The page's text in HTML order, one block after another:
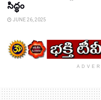
సిద్ధం
JUNE 26, 2025